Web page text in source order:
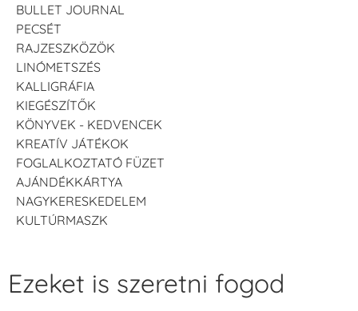
BULLET JOURNAL
PECSÉT
RAJZESZKÖZÖK
LINÓMETSZÉS
KALLIGRÁFIA
KIEGÉSZÍTŐK
KÖNYVEK - KEDVENCEK
KREATÍV JÁTÉKOK
FOGLALKOZTATÓ FÜZET
AJÁNDÉKKÁRTYA
NAGYKERESKEDELEM
KULTÚRMASZK
Ezeket is szeretni fogod